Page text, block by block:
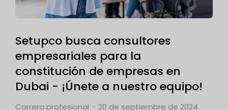
Setupco busca consultores
empresariales para la
constitución de empresas en
Dubai - ¡Únete a nuestro equipo!
Carrera profesional 20 de septiembre de 2024